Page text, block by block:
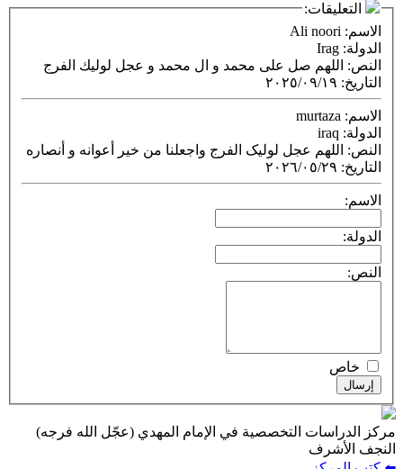
التعليقات:
الاسم: Ali noori
الدولة: Irag
النص: اللهم صل على محمد و ال محمد و عجل لوليك الفرج
التاريخ: ٢٠٢٥/٠٩/١٩
الاسم: murtaza
الدولة: iraq
النص: اللهم عجل لولیک الفرج واجعلنا من خیر أعوانه و أنصاره
التاريخ: ٢٠٢٦/٠٥/٢٩
الاسم:
الدولة:
النص:
خاص
إرسال
مركز الدراسات التخصصية في الإمام المهدي (عجّل الله فرجه)
النجف الأشرف